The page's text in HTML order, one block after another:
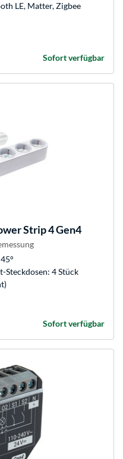
LE, Matter, Zigbee
Sofort verfügbar
Strip 4 Gen4
Steckdosen: 4 Stück
Sofort verfügbar